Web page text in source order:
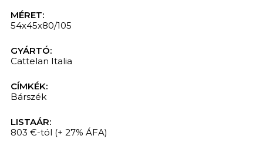
MÉRET:
54x45x80/105
GYÁRTÓ:
Cattelan Italia
CÍMKÉK:
Bárszék
LISTAÁR:
803 €-tól (+ 27% ÁFA)